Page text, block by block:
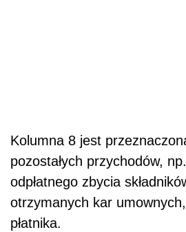
Kolumna 8 jest
pozostałych przychodów,
odpłatnego zbycia
otrzymanych kar umownych,
płatnika.